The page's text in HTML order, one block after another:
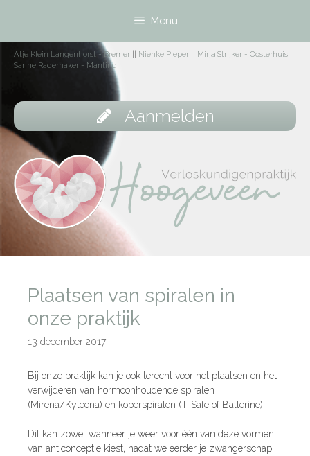
Menu
Atje Klein Langenhorst - Bremer Nienke Pieper Mirja Strijker - Oosterhuis
Sanne Rademaker - Manting
Aanmelden
Plaatsen van spiralen in
onze praktijk
13 december 2017
Bij onze praktijk kan je ook terecht voor het plaatsen en het
verwijderen van hormoonhoudende spiralen
(Mirena/Kyleena) en koperspiralen (T-Safe of Ballerine).
Dit kan zowel wanneer je weer voor één van deze vormen
van anticonceptie kiest, nadat we eerder je zwangerschap